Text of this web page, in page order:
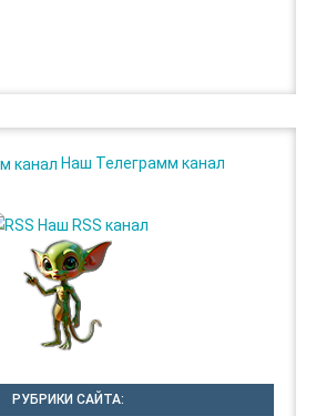
Наш Телеграмм канал
Наш RSS канал
РУБРИКИ САЙТА: